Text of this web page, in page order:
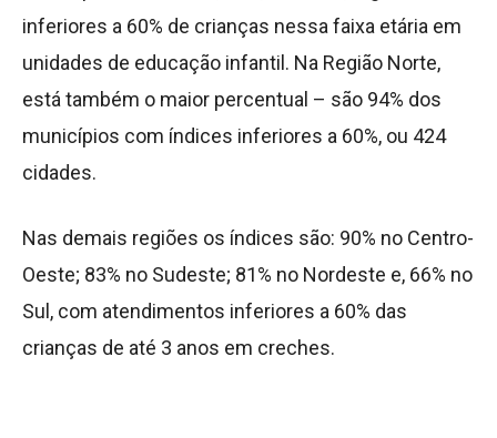
inferiores a 60% de crianças nessa faixa etária em
unidades de educação infantil. Na Região Norte,
está também o maior percentual – são 94% dos
municípios com índices inferiores a 60%, ou 424
cidades.
Nas demais regiões os índices são: 90% no Centro-
Oeste; 83% no Sudeste; 81% no Nordeste e, 66% no
Sul, com atendimentos inferiores a 60% das
crianças de até 3 anos em creches.